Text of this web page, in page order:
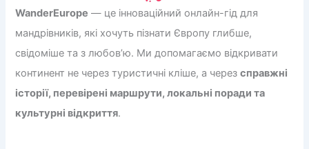
WanderEurope — це інноваційний онлайн-гід для
мандрівників, які хочуть пізнати Європу глибше,
свідоміше та з любов’ю. Ми допомагаємо відкривати
континент не через туристичні кліше, а черезсправжні
історії, перевірені маршрути, локальні поради та
культурні відкриття.